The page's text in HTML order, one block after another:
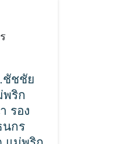
ชัชชัย
ริก
รอง
กร